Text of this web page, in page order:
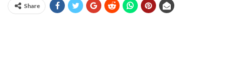
Share